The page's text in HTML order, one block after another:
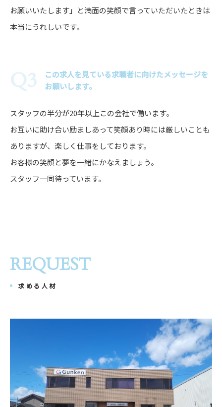
お願いいたします」と満面の笑顔で言っていただいたときは
本当にうれしいです。
この求人を見ている求職者に向けたメッセージを
お願いします。
スタッフの半分が20年以上この会社で働います。
お互いに助け合い励ましあって笑顔あり時には厳しいことも
ありますが、楽しく仕事をしております。
お客様の笑顔と夢を一緒にかなえましょう。
スタッフ一同待っています。
REQUEST
求める人材